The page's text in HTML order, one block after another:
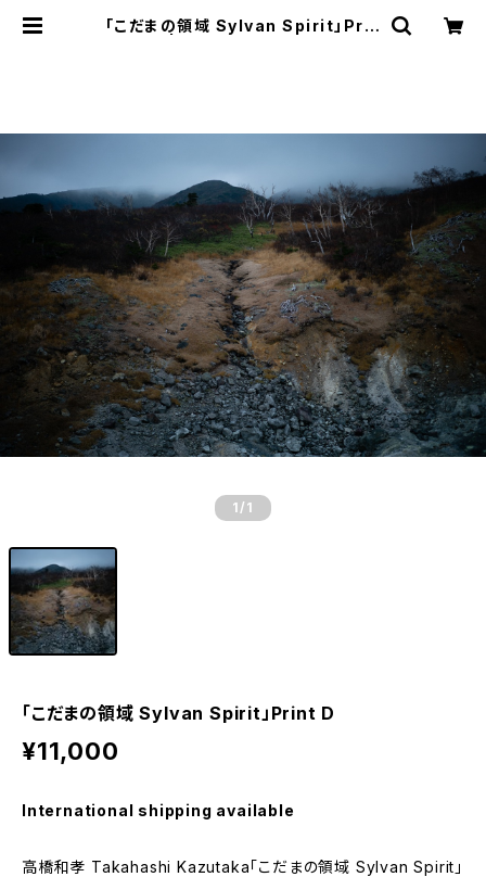
「こだまの領域 Sylvan Spirit」Prin
1 /1
「こだまの領域 Sylvan Spirit」Print D
¥11,000
International shipping available
高橋和孝 Takahashi Kazutaka「こだまの領域 Sylvan Spirit」